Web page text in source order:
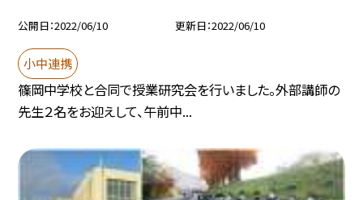
公開日 2022/06/10 更新日 2022/06/10
小中連携
篠岡中学校と合同で授業研究会を行いました。外部講師の
先生２名をお迎えして、午前中...